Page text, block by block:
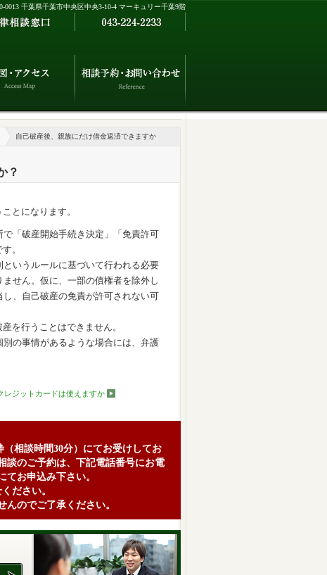
0013 千葉県千葉市中央区中央3-10-4 マーキュリー千葉9階
自己破産後、親族にだけ借金返済できますか
？
とになります。
「破産開始手続き決定」「免責許可
。
いうルールに基づいて行われる必要
せん。仮に、一部の債権者を除外し
、自己破産の免責が許可されない可
を行うことはできません。
の事情があるような場合には、弁護
レジットカードは使えますか
相談時間30分）にてお受けしてお
談のご予約は、下記電話番号にお電
お申込み下さい。
ださい。
のでご了承ください。